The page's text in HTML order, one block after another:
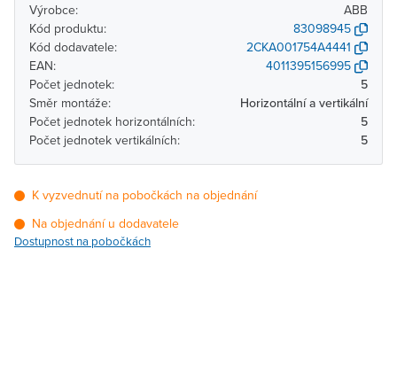
Výrobce:
ABB
Kód produktu:
83098945
Kód dodavatele:
2CKA001754A4441
EAN:
4011395156995
Počet jednotek:
5
Směr montáže:
Horizontální a vertikální
Počet jednotek horizontálních:
5
Počet jednotek vertikálních:
5
K vyzvednutí na pobočkách na objednání
Na objednání u dodavatele
Dostupnost na pobočkách